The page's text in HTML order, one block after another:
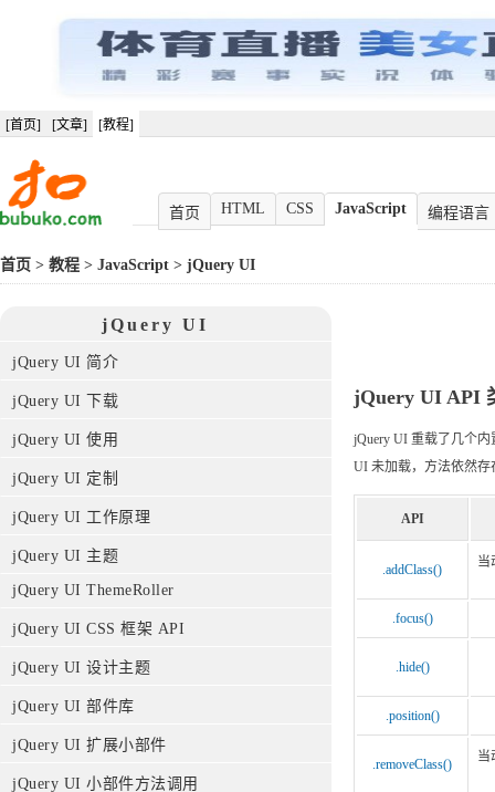
[首页] [文章] [教程]
首页 HTML CSS JavaScript 编程语言
首页 > 教程 > JavaScript > jQuery UI
jQuery UI
jQuery UI 简介
jQuery UI 下载
jQuery UI 使用
jQuery UI 定制
jQuery UI 工作原理
jQuery UI 主题
jQuery UI ThemeRoller
jQuery UI CSS 框架 API
jQuery UI 设计主题
jQuery UI 部件库
jQuery UI 扩展小部件
jQuery UI 小部件方法调用
jQuery UI API
jQuery UI 重载了几个
UI 未加载，方法依然
API
.addClass() 当
.focus()
.hide()
.position()
.removeClass() 当